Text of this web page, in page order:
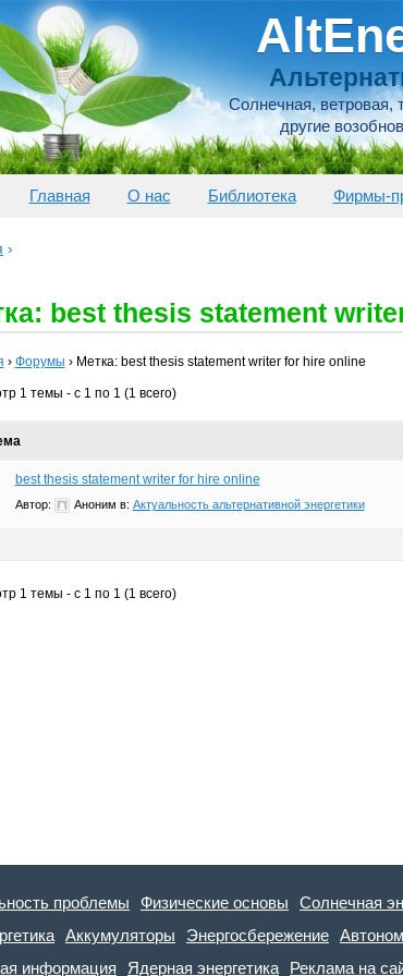
Солнечная, ветровая,
другие
Главная О нас Библиотека Фирмы-
›
best thesis statement
› Форумы › Метка: best thesis statement writer for hire online
1 темы - с 1 по 1 (1 всего)
best thesis statement writer for hire online
Автор: Аноним в: Актуальность альтернативной энергетики
1 темы - с 1 по 1 (1 всего)
проблемы Физические основы Солнечная
Аккумуляторы Энергосбережение
информация
Ядерная энергетика Реклама на